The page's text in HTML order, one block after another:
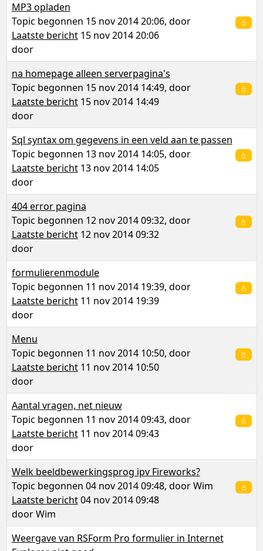
MP3 opladen
Topic begonnen 15 nov 2014 20:06, door
Laatste bericht15 nov 2014 20:06
door
na homepage alleen serverpagina's
Topic begonnen 15 nov 2014 14:49, door
Laatste bericht15 nov 2014 14:49
door
Sql syntax om gegevens in een veld aan te passen
Topic begonnen 13 nov 2014 14:05, door
Laatste bericht13 nov 2014 14:05
door
404 error pagina
Topic begonnen 12 nov 2014 09:32, door
Laatste bericht12 nov 2014 09:32
door
formulierenmodule
Topic begonnen 11 nov 2014 19:39, door
Laatste bericht11 nov 2014 19:39
door
Menu
Topic begonnen 11 nov 2014 10:50, door
Laatste bericht11 nov 2014 10:50
door
Aantal vragen, net nieuw
Topic begonnen 11 nov 2014 09:43, door
Laatste bericht11 nov 2014 09:43
door
Welk beeldbewerkingsprog ipv Fireworks?
Topic begonnen 04 nov 2014 09:48, doorWim
Laatste bericht04 nov 2014 09:48
doorWim
Weergave van RSForm Pro formulier in Internet